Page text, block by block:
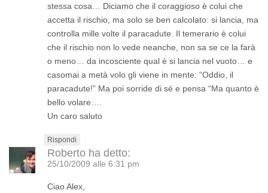
stessa cosa… Diciamo che il coraggioso è colui che
accetta il rischio, ma solo se ben calcolato: si lancia, ma
controlla mille volte il paracadute. Il temerario è colui
che il rischio non lo vede neanche, non sa se ce la farà
o meno… da incosciente qual è si lancia nel vuoto… e
casomai a metà volo gli viene in mente: “Oddio, il
paracadute!” Ma poi sorride di sé e pensa “Ma quanto è
bello volare….
Un caro saluto
Rispondi
Roberto ha detto:
25/10/2009 alle 6:31 pm
Ciao Alex,